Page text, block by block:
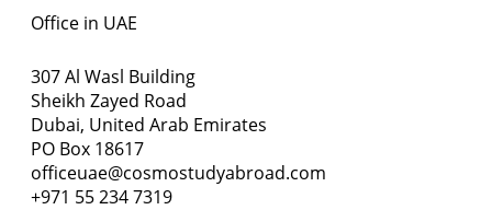
Office in UAE
307 Al Wasl Building
Sheikh Zayed Road
Dubai, United Arab Emirates
PO Box 18617
officeuae@cosmostudyabroad.com
+971 55 234 7319